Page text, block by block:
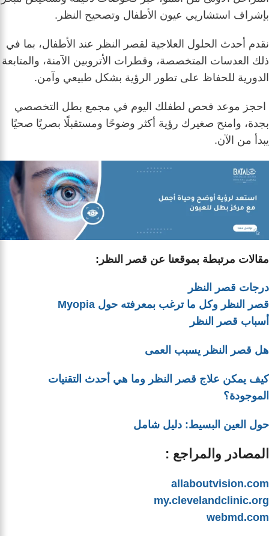
بإشراف استشاريي عيون الأطفال وتصحيح النظر.
نقدم أحدث الحلول العلاجية لقصر النظر عند الأطفال، بما في
ذلك العدسات المتخصصة، وقطرات الأتروبين الآمنة، والمتابعة
الدورية للحفاظ على تطور الرؤية بشكل طبيعي وآمن.
احجز موعد فحص لطفلك اليوم في مجمع بطل التخصصي
بجدة، وامنح صغيرك رؤية أكثر وضوحًا ومستقبلًا بصريًا صحيًا
يبدأ من الآن.
مقالات مرتبطة بموقعنا عن قصر النظر:
درجات قصر النظر
قصر النظر وكل ما ترغب بمعرفته حول Myopia
أسباب قصر النظر
هل قصر النظر يسبب العمى
كيف يمكن علاج قصر النظر وما هي أحدث التقنيات
الموجودة؟
حول العين البسيط: دليل شامل
المصادر والمراجع :
allaboutvision.com
my.clevelandclinic.org
webmd.com